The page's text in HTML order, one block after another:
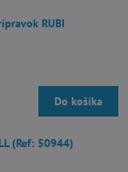
RUBI
Do košíka
(Ref: 50944)